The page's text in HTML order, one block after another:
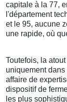
capitale à la 77,
l'département
et le 95, aucune
une rapide, où
Toutefois, la
uniquement
affaire de
dispositif de
les plus